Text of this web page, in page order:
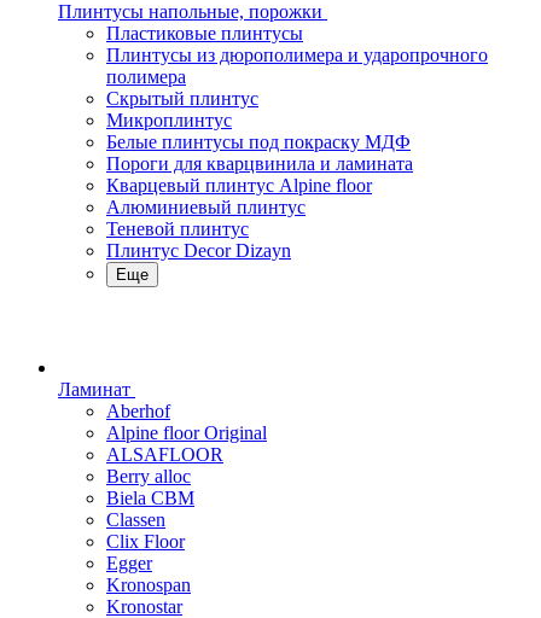
Плинтусы напольные, порожки
Пластиковые плинтусы
Плинтусы из дюрополимера и ударопрочного
полимера
Скрытый плинтус
Микроплинтус
Белые плинтусы под покраску МДФ
Пороги для кварцвинила и ламината
Кварцевый плинтус Alpine floor
Алюминиевый плинтус
Теневой плинтус
Плинтус Decor Dizayn
Еще
Ламинат
Aberhof
Alpine floor Original
ALSAFLOOR
Berry alloc
Biela CBM
Classen
Clix Floor
Egger
Kronospan
Kronostar